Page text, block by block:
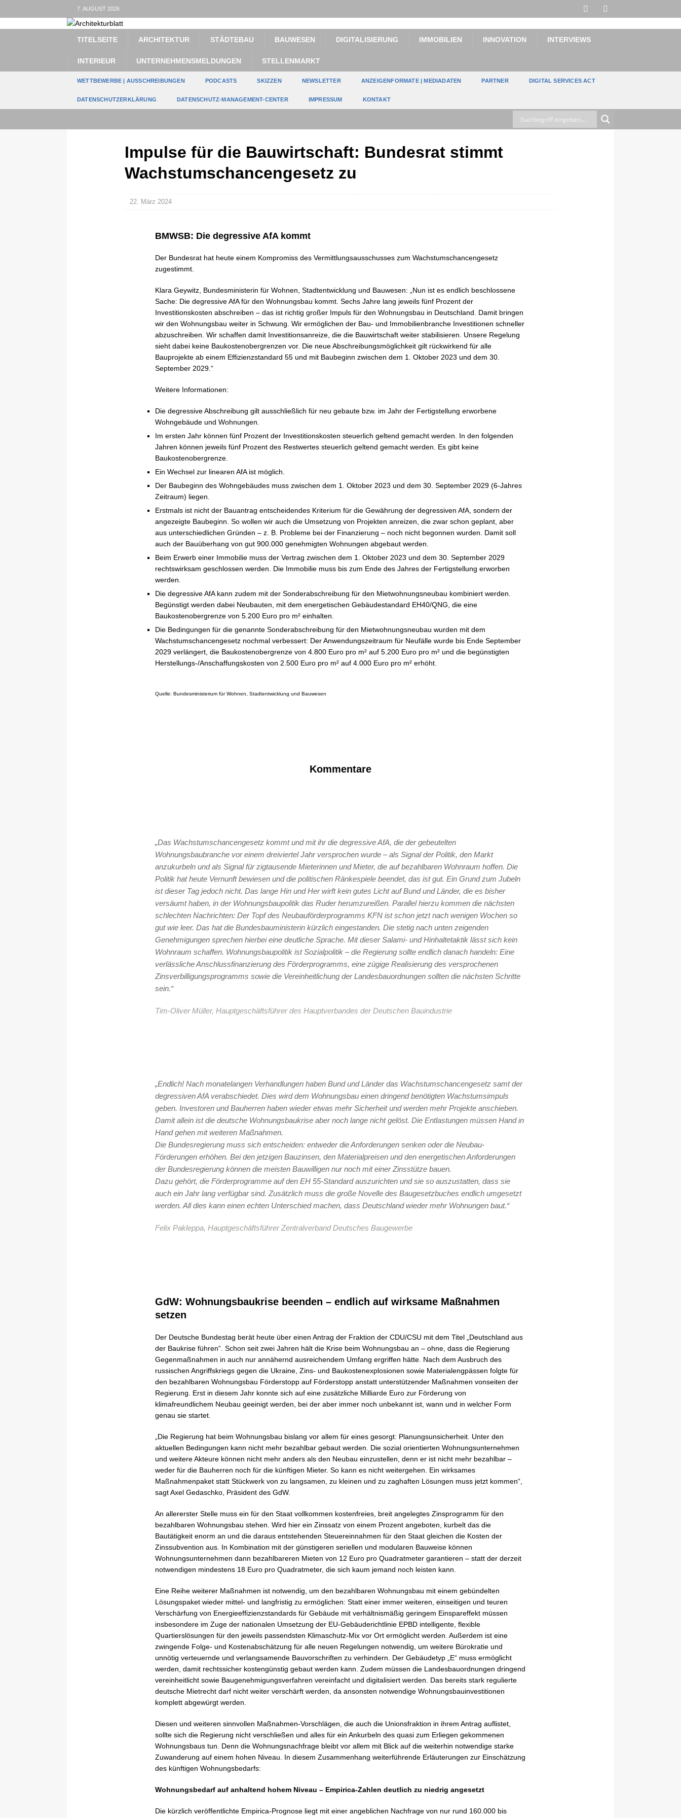
7. AUGUST 2026
TITELSEITE ARCHITEKTUR STÄDTEBAU BAUWESEN DIGITALISIERUNG IMMOBILIEN INNOVATION INTERVIEWS
INTERIEUR UNTERNEHMENSMELDUNGEN STELLENMARKT
WETTBEWERBE | AUSSCHREIBUNGEN PODCASTS SKIZZEN NEWSLETTER ANZEIGENFORMATE | MEDIADATEN PARTNER DIGITAL SERVICES ACT
DATENSCHUTZERKLÄRUNG DATENSCHUTZ-MANAGEMENT-CENTER IMPRESSUM KONTAKT
Impulse für die Bauwirtschaft: Bundesrat stimmt
Wachstumschancengesetz zu
22. März 2024
BMWSB: Die degressive AfA kommt
Der Bundesrat hat heute einem Kompromiss des Vermittlungsausschusses zum Wachstumschancengesetz
zugestimmt.
Klara Geywitz, Bundesministerin für Wohnen, Stadtentwicklung und Bauwesen: „Nun ist es endlich beschlossene
Sache: Die degressive AfA für den Wohnungsbau kommt. Sechs Jahre lang jeweils fünf Prozent der
Investitionskosten abschreiben – das ist richtig großer Impuls für den Wohnungsbau in Deutschland. Damit bringen
wir den Wohnungsbau weiter in Schwung. Wir ermöglichen der Bau- und Immobilienbranche Investitionen schneller
abzuschreiben. Wir schaffen damit Investitionsanreize, die die Bauwirtschaft weiter stabilisieren. Unsere Regelung
sieht dabei keine Baukostenobergrenzen vor. Die neue Abschreibungsmöglichkeit gilt rückwirkend für alle
Bauprojekte ab einem Effizienzstandard 55 und mit Baubeginn zwischen dem 1. Oktober 2023 und dem 30.
September 2029.“
Weitere Informationen:
Die degressive Abschreibung gilt ausschließlich für neu gebaute bzw. im Jahr der Fertigstellung erworbene
Wohngebäude und Wohnungen.
Im ersten Jahr können fünf Prozent der Investitionskosten steuerlich geltend gemacht werden. In den folgenden
Jahren können jeweils fünf Prozent des Restwertes steuerlich geltend gemacht werden. Es gibt keine
Baukostenobergrenze.
Ein Wechsel zur linearen AfA ist möglich.
Der Baubeginn des Wohngebäudes muss zwischen dem 1. Oktober 2023 und dem 30. September 2029 (6-Jahres
Zeitraum) liegen.
Erstmals ist nicht der Bauantrag entscheidendes Kriterium für die Gewährung der degressiven AfA, sondern der
angezeigte Baubeginn. So wollen wir auch die Umsetzung von Projekten anreizen, die zwar schon geplant, aber
aus unterschiedlichen Gründen – z. B. Probleme bei der Finanzierung – noch nicht begonnen wurden. Damit soll
auch der Bauüberhang von gut 900.000 genehmigten Wohnungen abgebaut werden.
Beim Erwerb einer Immobilie muss der Vertrag zwischen dem 1. Oktober 2023 und dem 30. September 2029
rechtswirksam geschlossen werden. Die Immobilie muss bis zum Ende des Jahres der Fertigstellung erworben
werden.
Die degressive AfA kann zudem mit der Sonderabschreibung für den Mietwohnungsneubau kombiniert werden.
Begünstigt werden dabei Neubauten, mit dem energetischen Gebäudestandard EH40/QNG, die eine
Baukostenobergrenze von 5.200 Euro pro m² einhalten.
Die Bedingungen für die genannte Sonderabschreibung für den Mietwohnungsneubau wurden mit dem
Wachstumschancengesetz nochmal verbessert: Der Anwendungszeitraum für Neufälle wurde bis Ende September
2029 verlängert, die Baukostenobergrenze von 4.800 Euro pro m² auf 5.200 Euro pro m² und die begünstigten
Herstellungs-/Anschaffungskosten von 2.500 Euro pro m² auf 4.000 Euro pro m² erhöht.
Quelle: Bundesministerium für Wohnen, Stadtentwicklung und Bauwesen
Kommentare
„Das Wachstumschancengesetz kommt und mit ihr die degressive AfA, die der gebeutelten
Wohnungsbaubranche vor einem dreiviertel Jahr versprochen wurde – als Signal der Politik, den Markt
anzukurbeln und als Signal für zigtausende Mieterinnen und Mieter, die auf bezahlbaren Wohnraum hoffen. Die
Politik hat heute Vernunft bewiesen und die politischen Ränkespiele beendet, das ist gut. Ein Grund zum Jubeln
ist dieser Tag jedoch nicht. Das lange Hin und Her wirft kein gutes Licht auf Bund und Länder, die es bisher
versäumt haben, in der Wohnungsbaupolitik das Ruder herumzureißen. Parallel hierzu kommen die nächsten
schlechten Nachrichten: Der Topf des Neubauförderprogramms KFN ist schon jetzt nach wenigen Wochen so
gut wie leer. Das hat die Bundesbauministerin kürzlich eingestanden. Die stetig nach unten zeigenden
Genehmigungen sprechen hierbei eine deutliche Sprache. Mit dieser Salami- und Hinhaltetaktik lässt sich kein
Wohnraum schaffen. Wohnungsbaupolitik ist Sozialpolitik – die Regierung sollte endlich danach handeln: Eine
verlässliche Anschlussfinanzierung des Förderprogramms, eine zügige Realisierung des versprochenen
Zinsverbilligungsprogramms sowie die Vereinheitlichung der Landesbauordnungen sollten die nächsten Schritte
sein.“
Tim-Oliver Müller, Hauptgeschäftsführer des Hauptverbandes der Deutschen Bauindustrie
„Endlich! Nach monatelangen Verhandlungen haben Bund und Länder das Wachstumschancengesetz samt der
degressiven AfA verabschiedet. Dies wird dem Wohnungsbau einen dringend benötigten Wachstumsimpuls
geben. Investoren und Bauherren haben wieder etwas mehr Sicherheit und werden mehr Projekte anschieben.
Damit allein ist die deutsche Wohnungsbaukrise aber noch lange nicht gelöst. Die Entlastungen müssen Hand in
Hand gehen mit weiteren Maßnahmen.
Die Bundesregierung muss sich entscheiden: entweder die Anforderungen senken oder die Neubau-
Förderungen erhöhen. Bei den jetzigen Bauzinsen, den Materialpreisen und den energetischen Anforderungen
der Bundesregierung können die meisten Bauwilligen nur noch mit einer Zinsstütze bauen.
Dazu gehört, die Förderprogramme auf den EH 55-Standard auszurichten und sie so auszustatten, dass sie
auch ein Jahr lang verfügbar sind. Zusätzlich muss die große Novelle des Baugesetzbuches endlich umgesetzt
werden. All dies kann einen echten Unterschied machen, dass Deutschland wieder mehr Wohnungen baut.“
Felix Pakleppa, Hauptgeschäftsführer Zentralverband Deutsches Baugewerbe
GdW: Wohnungsbaukrise beenden – endlich auf wirksame Maßnahmen
setzen
Der Deutsche Bundestag berät heute über einen Antrag der Fraktion der CDU/CSU mit dem Titel „Deutschland aus
der Baukrise führen“. Schon seit zwei Jahren hält die Krise beim Wohnungsbau an – ohne, dass die Regierung
Gegenmaßnahmen in auch nur annähernd ausreichendem Umfang ergriffen hätte. Nach dem Ausbruch des
russischen Angriffskriegs gegen die Ukraine, Zins- und Baukostenexplosionen sowie Materialengpässen folgte für
den bezahlbaren Wohnungsbau Förderstopp auf Förderstopp anstatt unterstützender Maßnahmen vonseiten der
Regierung. Erst in diesem Jahr konnte sich auf eine zusätzliche Milliarde Euro zur Förderung von
klimafreundlichem Neubau geeinigt werden, bei der aber immer noch unbekannt ist, wann und in welcher Form
genau sie startet.
„Die Regierung hat beim Wohnungsbau bislang vor allem für eines gesorgt: Planungsunsicherheit. Unter den
aktuellen Bedingungen kann nicht mehr bezahlbar gebaut werden. Die sozial orientierten Wohnungsunternehmen
und weitere Akteure können nicht mehr anders als den Neubau einzustellen, denn er ist nicht mehr bezahlbar –
weder für die Bauherren noch für die künftigen Mieter. So kann es nicht weitergehen. Ein wirksames
Maßnahmenpaket statt Stückwerk von zu langsamen, zu kleinen und zu zaghaften Lösungen muss jetzt kommen“,
sagt Axel Gedaschko, Präsident des GdW.
An allererster Stelle muss ein für den Staat vollkommen kostenfreies, breit angelegtes Zinsprogramm für den
bezahlbaren Wohnungsbau stehen. Wird hier ein Zinssatz von einem Prozent angeboten, kurbelt das die
Bautätigkeit enorm an und die daraus entstehenden Steuereinnahmen für den Staat gleichen die Kosten der
Zinssubvention aus. In Kombination mit der günstigeren seriellen und modularen Bauweise können
Wohnungsunternehmen dann bezahlbareren Mieten von 12 Euro pro Quadratmeter garantieren – statt der derzeit
notwendigen mindestens 18 Euro pro Quadratmeter, die sich kaum jemand noch leisten kann.
Eine Reihe weiterer Maßnahmen ist notwendig, um den bezahlbaren Wohnungsbau mit einem gebündelten
Lösungspaket wieder mittel- und langfristig zu ermöglichen: Statt einer immer weiteren, einseitigen und teuren
Verschärfung von Energieeffizienzstandards für Gebäude mit verhältnismäßig geringem Einspareffekt müssen
insbesondere im Zuge der nationalen Umsetzung der EU-Gebäuderichtlinie EPBD intelligente, flexible
Quartierslösungen für den jeweils passendsten Klimaschutz-Mix vor Ort ermöglicht werden. Außerdem ist eine
zwingende Folge- und Kostenabschätzung für alle neuen Regelungen notwendig, um weitere Bürokratie und
unnötig verteuernde und verlangsamende Bauvorschriften zu verhindern. Der Gebäudetyp „E“ muss ermöglicht
werden, damit rechtssicher kostengünstig gebaut werden kann. Zudem müssen die Landesbauordnungen dringend
vereinheitlicht sowie Baugenehmigungsverfahren vereinfacht und digitalisiert werden. Das bereits stark regulierte
deutsche Mietrecht darf nicht weiter verschärft werden, da ansonsten notwendige Wohnungsbauinvestitionen
komplett abgewürgt werden.
Diesen und weiteren sinnvollen Maßnahmen-Vorschlägen, die auch die Unionsfraktion in ihrem Antrag auflistet,
sollte sich die Regierung nicht verschließen und alles für ein Ankurbeln des quasi zum Erliegen gekommenen
Wohnungsbaus tun. Denn die Wohnungsnachfrage bleibt vor allem mit Blick auf die weiterhin notwendige starke
Zuwanderung auf einem hohen Niveau. In diesem Zusammenhang weiterführende Erläuterungen zur Einschätzung
des künftigen Wohnungsbedarfs:
Wohnungsbedarf auf anhaltend hohem Niveau – Empirica-Zahlen deutlich zu niedrig angesetzt
Die kürzlich veröffentlichte Empirica-Prognose liegt mit einer angeblichen Nachfrage von nur rund 160.000 bis